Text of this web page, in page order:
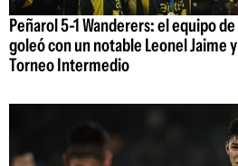
Peñarol 5-1 Wanderers: el equipo
goleó con un notable Leonel Jaime
Torneo Intermedio